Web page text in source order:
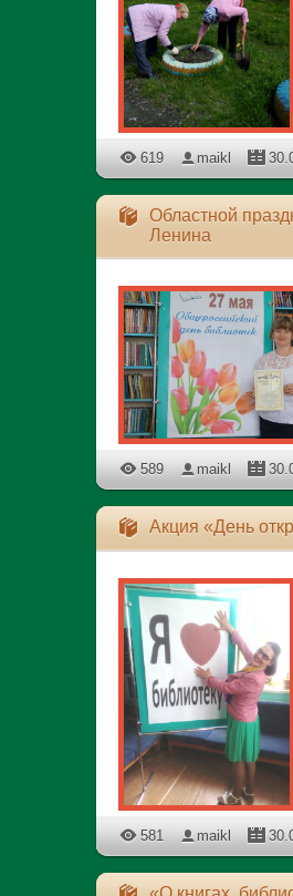
619 maikl
Областной
Ленина
589 maikl
Акция «День
581 maikl